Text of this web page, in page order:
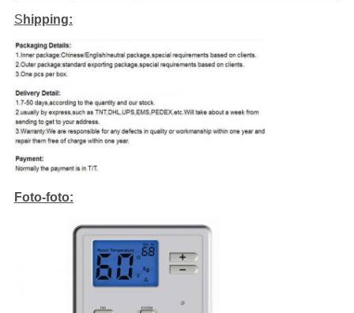
S hipping:
Foto-foto: